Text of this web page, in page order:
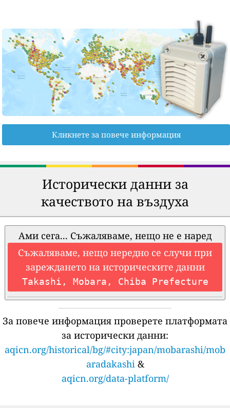
Кликнете за повече информация
Исторически данни за
качеството на въздуха
Ами сега... Съжаляваме, нещо не е наред
Съжаляваме, нещо нередно се случи при
зареждането на историческите данни
Takashi, Mobara, Chiba Prefecture
За повече информация проверете платформата
за исторически данни:
aqicn.org/historical/bg/#city:japan/mobarashi/mob
aradakashi&
aqicn.org/data-platform/